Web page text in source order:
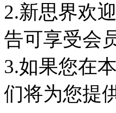
2.新思界欢
告可享受会
3.如果您在
们将为您提